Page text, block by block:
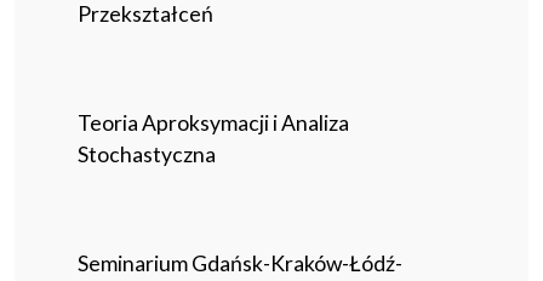
Przekształceń
Teoria Aproksymacji i Analiza
Stochastyczna
Seminarium Gdańsk-Kraków-Łódź-